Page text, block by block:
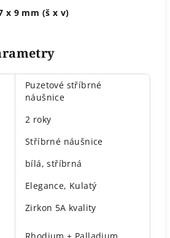
x 9 mm (š x v)
Puzetové stříbrné
náušnice
2 roky
Stříbrné náušnice
bílá, stříbrná
Elegance, Kulatý
Zirkon 5A kvality